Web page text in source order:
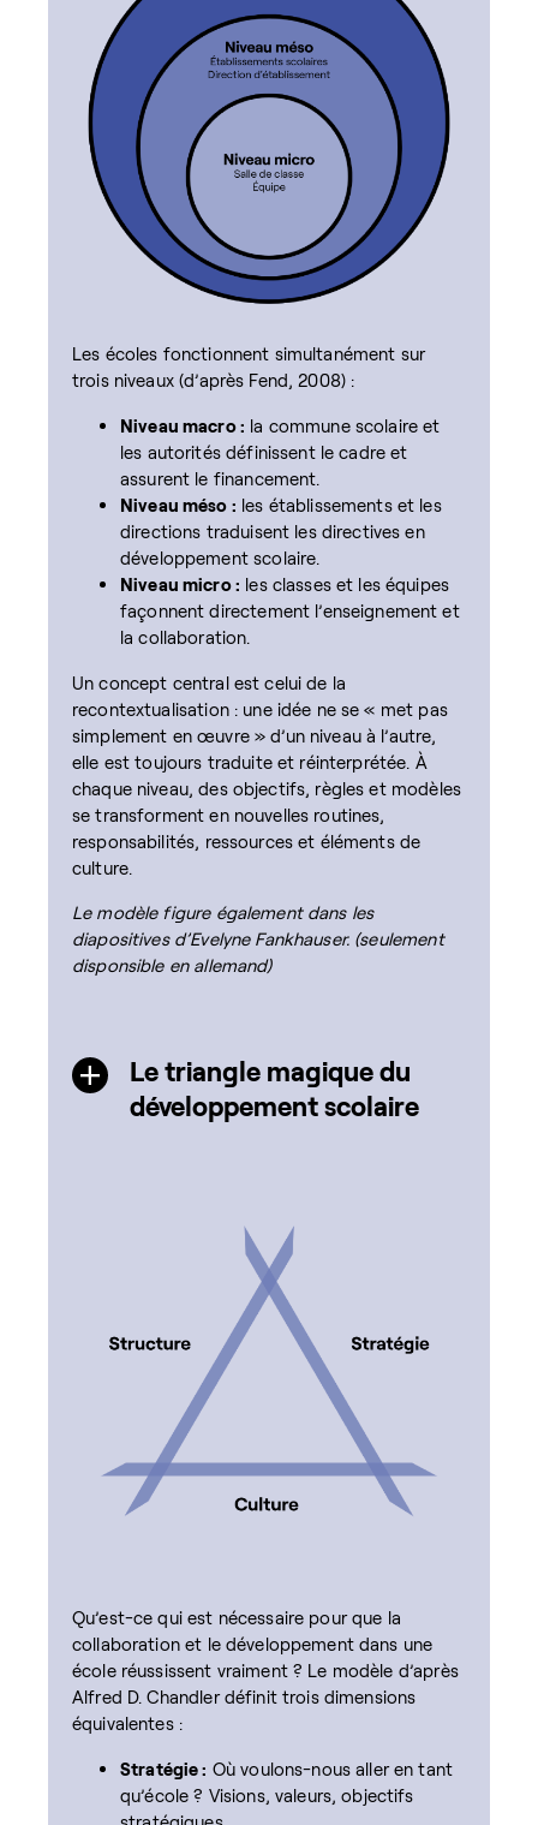
Les écoles fonctionnent simultanément sur
trois niveaux (d’après Fend, 2008) :
Niveau macro : la commune scolaire et
les autorités définissent le cadre et
assurent le financement.
Niveau méso : les établissements et les
directions traduisent les directives en
développement scolaire.
Niveau micro : les classes et les équipes
façonnent directement l’enseignement et
la collaboration.
Un concept central est celui de la
recontextualisation : une idée ne se « met pas
simplement en œuvre » d’un niveau à l’autre,
elle est toujours traduite et réinterprétée. À
chaque niveau, des objectifs, règles et modèles
se transforment en nouvelles routines,
responsabilités, ressources et éléments de
culture.
Le modèle figure également dans les
diapositives d’Evelyne Fankhauser. (seulement
disponsible en allemand)
Le triangle magique du
développement scolaire
Qu’est-ce qui est nécessaire pour que la
collaboration et le développement dans une
école réussissent vraiment ? Le modèle d’après
Alfred D. Chandler définit trois dimensions
équivalentes :
Stratégie : Où voulons-nous aller en tant
qu’école ? Visions, valeurs, objectifs